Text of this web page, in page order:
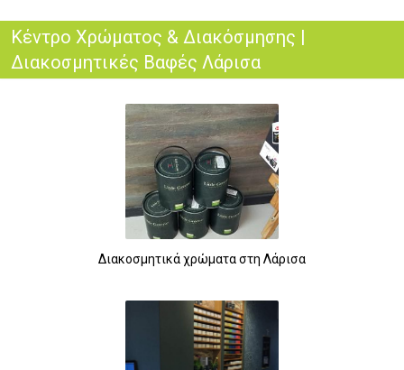
Κέντρο Χρώματος & Διακόσμησης |
Διακοσμητικές Βαφές Λάρισα
Διακοσμητικά χρώματα στη Λάρισα